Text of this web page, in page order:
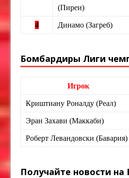
(Пиреи)
4 Динамо (Загреб)
Бомбардиры Лиги
Игрок
Криштиану Роналду (Реал)
Эран Захави (Маккаби)
Роберт Левандовски (Бавария)
Получайте новости на